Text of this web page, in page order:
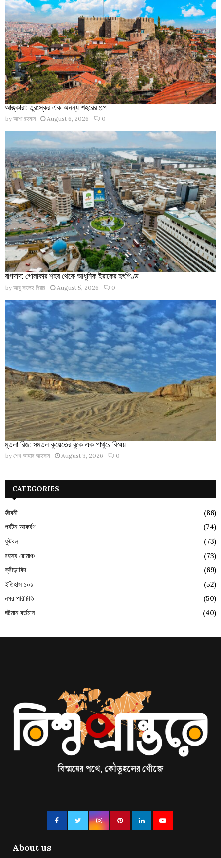
আঙ্কারা: তুরস্কের এক অনন্য শহরের গল্প
by আশা রহমান August 6, 2026 0
বাগদাদ: গোলাকার শহর থেকে আধুনিক ইরাকের হৃৎপিণ্ড
by আবু সালেহ পিয়ার August 5, 2026 0
মুতলা রিজ: সমতল কুয়েতের বুকে এক পাথুরে বিস্ময়
by শেখ আহাদ আহসান August 3, 2026 0
CATEGORIES
জীবনী
(86)
পর্যটন আকর্ষণ
(74)
ফুটবল
(73)
রহস্য রোমাঞ্চ
(73)
ক্রীড়াবিদ
(69)
ইতিহাস ১০১
(52)
নগর পরিচিতি
(50)
ঘটমান বর্তমান
(40)
About us